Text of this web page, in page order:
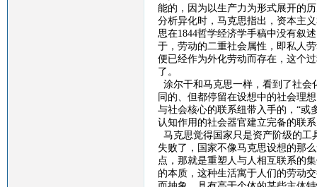
能的，因为以生产力为形式展开的
分析异化时，马克思指出，资本主
思在1844哲学经济学手稿中没有叙
于，劳动的二重社会属性，即私人
便已经作为外化劳动而存在，这个
了。
涂尔干和马克思一样，看到了社会
同的、但都停留在设想中的社会理
与社会核心的联系纽带入手的，“或
认知作用的社会器官建立完备的联
马克思觉得国家只是资产阶级的工
失败了，国家不像马克思设想的那
点，那就是重塑人与人相互联系的
的本质，这种生活寓于人们的劳动